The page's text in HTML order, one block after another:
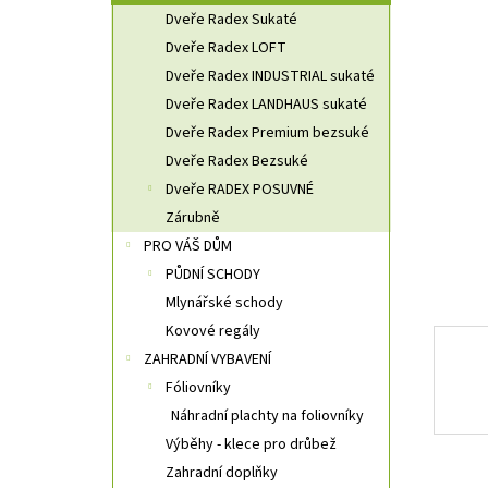
Dveře Radex Sukaté
Dveře Radex LOFT
Dveře Radex INDUSTRIAL sukaté
Dveře Radex LANDHAUS sukaté
Dveře Radex Premium bezsuké
Dveře Radex Bezsuké
Dveře RADEX POSUVNÉ
Zárubně
PRO VÁŠ DŮM
PŮDNÍ SCHODY
Mlynářské schody
Kovové regály
ZAHRADNÍ VYBAVENÍ
Fóliovníky
Náhradní plachty na foliovníky
Výběhy - klece pro drůbež
Zahradní doplňky